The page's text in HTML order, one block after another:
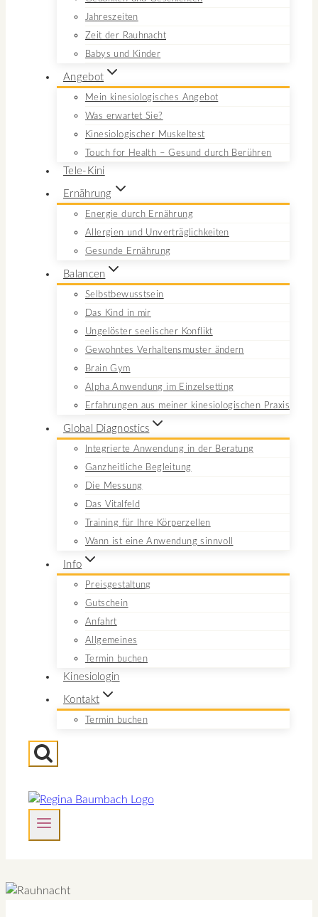
Jahreszeiten
Zeit der Rauhnacht
Babys und Kinder
Angebot
Mein kinesiologisches Angebot
Was erwartet Sie?
Kinesiologischer Muskeltest
Touch for Health – Gesund durch Berühren
Tele-Kini
Ernährung
Energie durch Ernährung
Allergien und Unverträglichkeiten
Gesunde Ernährung
Balancen
Selbstbewusstsein
Das Kind in mir
Ungelöster seelischer Konflikt
Gewohntes Verhaltensmuster ändern
Brain Gym
Alpha Anwendung im Einzelsetting
Erfahrungen aus meiner kinesiologischen Praxis
Global Diagnostics
Integrierte Anwendung in der Beratung
Ganzheitliche Begleitung
Die Messung
Das Vitalfeld
Training für Ihre Körperzellen
Wann ist eine Anwendung sinnvoll
Info
Preisgestaltung
Gutschein
Anfahrt
Allgemeines
Termin buchen
Kinesiologin
Kontakt
Termin buchen